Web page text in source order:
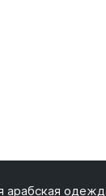
арабская